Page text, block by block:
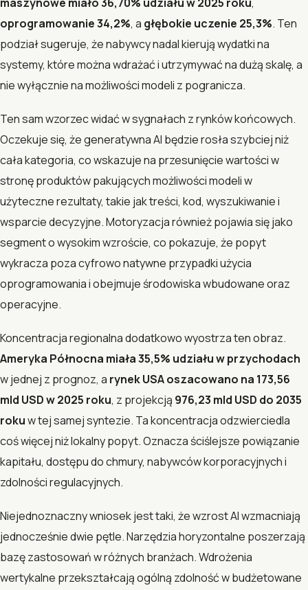
oprogramowanie 34,2%, a głębokie uczenie 25,3%. Ten
podział sugeruje, że nabywcy nadal kierują wydatki na
systemy, które można wdrażać i utrzymywać na dużą skalę, a
nie wyłącznie na możliwości modeli z pogranicza.
Ten sam wzorzec widać w sygnałach z rynków końcowych.
Oczekuje się, że generatywna AI będzie rosła szybciej niż
cała kategoria, co wskazuje na przesunięcie wartości w
stronę produktów pakujących możliwości modeli w
użyteczne rezultaty, takie jak treści, kod, wyszukiwanie i
wsparcie decyzyjne. Motoryzacja również pojawia się jako
segment o wysokim wzroście, co pokazuje, że popyt
wykracza poza cyfrowo natywne przypadki użycia
oprogramowania i obejmuje środowiska wbudowane oraz
operacyjne.
Koncentracja regionalna dodatkowo wyostrza ten obraz.
Ameryka Północna miała 35,5% udziału w przychodach
w jednej z prognoz, a rynek USA oszacowano na 173,56
mld USD w 2025 roku, z projekcją 976,23 mld USD do 2035
rokuw tej samej syntezie. Ta koncentracja odzwierciedla
coś więcej niż lokalny popyt. Oznacza ściślejsze powiązanie
kapitału, dostępu do chmury, nabywców korporacyjnych i
zdolności regulacyjnych.
Niejednoznaczny wniosek jest taki, że wzrost AI wzmacniają
jednocześnie dwie pętle. Narzędzia horyzontalne poszerzają
bazę zastosowań w różnych branżach. Wdrożenia
wertykalne przekształcają ogólną zdolność w budżetowane